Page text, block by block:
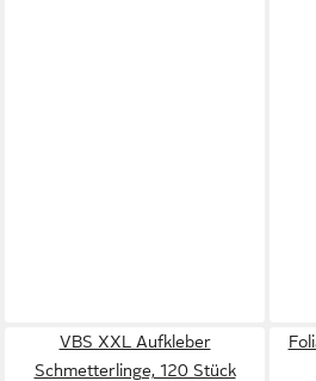
VBS XXL Aufkleber
Schmetterlinge, 120 Stück